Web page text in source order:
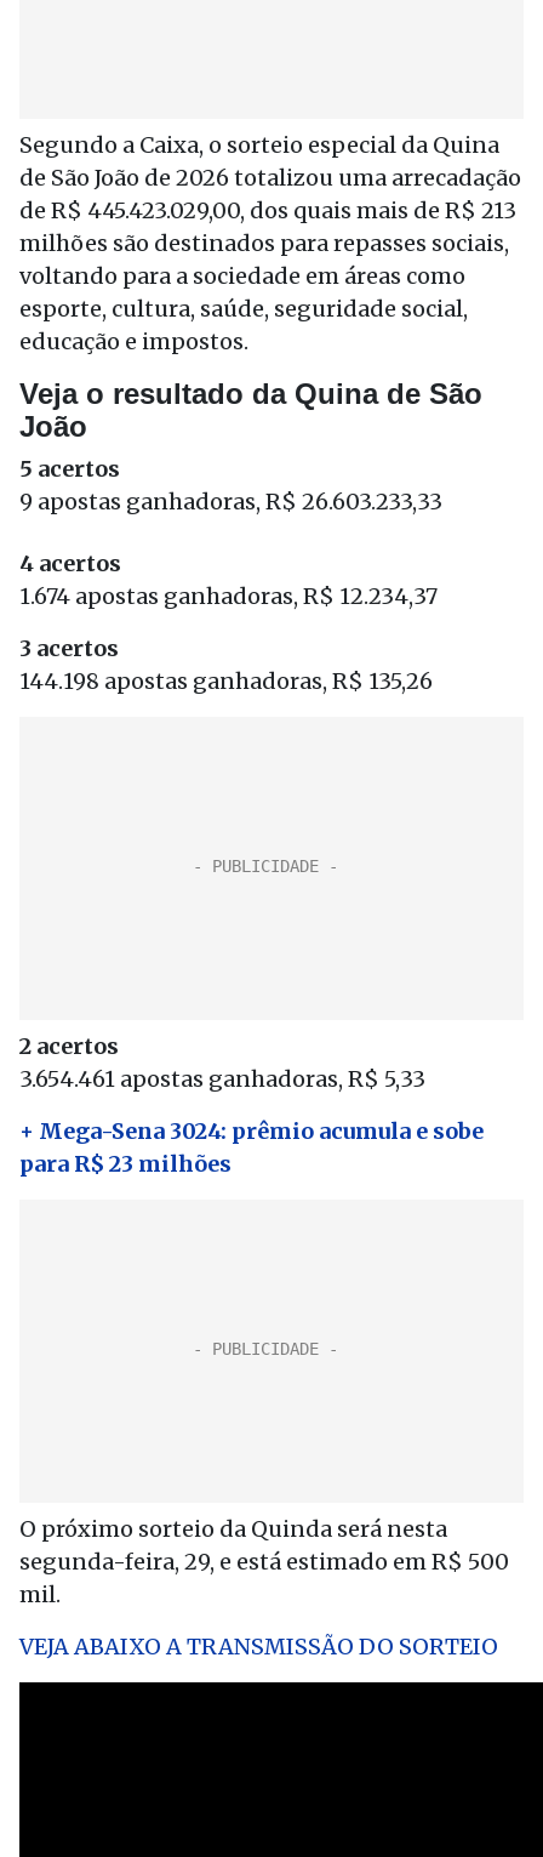
Segundo a Caixa, o sorteio especial da Quina
de São João de 2026 totalizou uma arrecadação
de R$ 445.423.029,00, dos quais mais de R$ 213
milhões são destinados para repasses sociais,
voltando para a sociedade em áreas como
esporte, cultura, saúde, seguridade social,
educação e impostos.
Veja o resultado da Quina de São
João
5 acertos
9 apostas ganhadoras, R$ 26.603.233,33
4 acertos
1.674 apostas ganhadoras, R$ 12.234,37
3 acertos
144.198 apostas ganhadoras, R$ 135,26
2 acertos
3.654.461 apostas ganhadoras, R$ 5,33
+ Mega-Sena 3024: prêmio acumula e sobe
para R$ 23 milhões
O próximo sorteio da Quinda será nesta
segunda-feira, 29, e está estimado em R$ 500
mil.
VEJA ABAIXO A TRANSMISSÃO DO SORTEIO